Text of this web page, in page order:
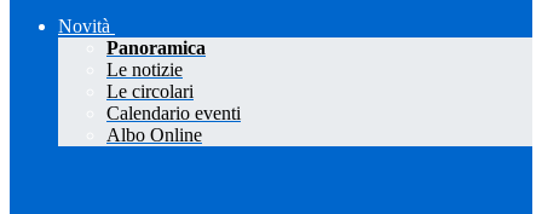
Novità
Panoramica
Le notizie
Le circolari
Calendario eventi
Albo Online